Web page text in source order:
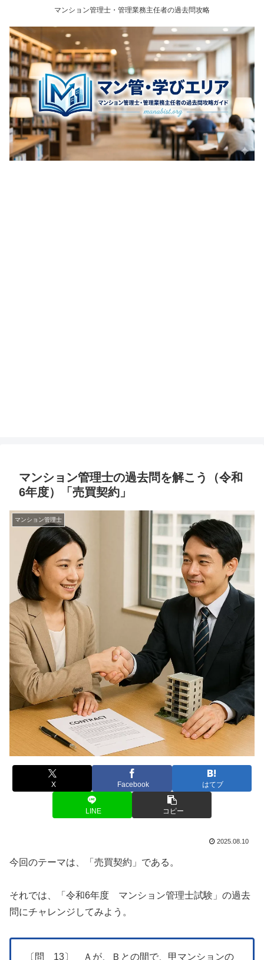
マンション管理士・管理業務主任者の過去問攻略
マンション管理士の過去問を解こう（令和
6年度）「売買契約」
マンション管理士
X Facebook はてブ
LINE コピー
2025.08.10
今回のテーマは、「売買契約」である。
それでは、「令和6年度 マンション管理士試験」の過去
問にチャレンジしてみよう。
〔問 13〕 Ａが、Ｂとの間で、甲マンションの